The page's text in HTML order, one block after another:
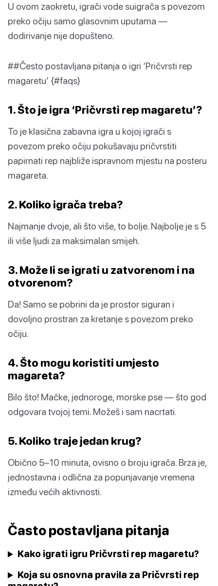
U ovom zaokretu, igrači vode suigrača s povezom
preko očiju samo glasovnim uputama —
dodirivanje nije dopušteno.
##Često postavljana pitanja o igri ‘Pričvrsti rep
magaretu’ {#faqs}
1. Što je igra ‘Pričvrsti rep magaretu’?
To je klasična zabavna igra u kojoj igrači s
povezom preko očiju pokušavaju pričvrstiti
papirnati rep najbliže ispravnom mjestu na posteru
magareta.
2. Koliko igrača treba?
Najmanje dvoje, ali što više, to bolje. Najbolje je s 5
ili više ljudi za maksimalan smijeh.
3. Može li se igrati u zatvorenom i na
otvorenom?
Da! Samo se pobrini da je prostor siguran i
dovoljno prostran za kretanje s povezom preko
očiju.
4. Što mogu koristiti umjesto
magareta?
Bilo što! Mačke, jednoroge, morske pse — što god
odgovara tvojoj temi. Možeš i sam nacrtati.
5. Koliko traje jedan krug?
Obično 5–10 minuta, ovisno o broju igrača. Brza je,
jednostavna i odlična za popunjavanje vremena
između većih aktivnosti.
Často postavljana pitanja
Kako igrati igru Pričvrsti rep magaretu?
Koja su osnovna pravila za Pričvrsti rep